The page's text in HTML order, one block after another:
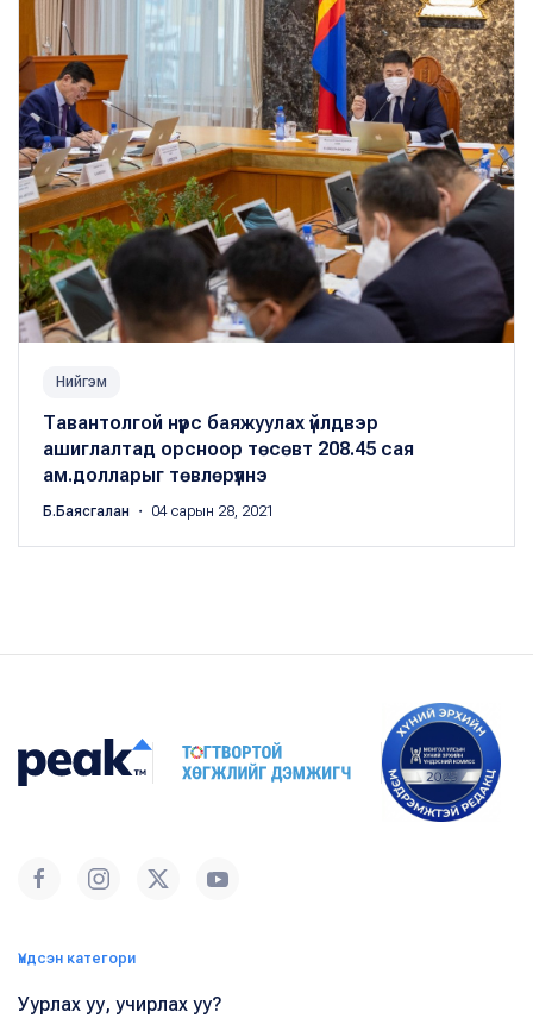
Нийгэм
Тавантолгой нүүрс баяжуулах үйлдвэр
ашиглалтад орсноор төсөвт 208.45 сая
ам.долларыг төвлөрүүлнэ
Б.Баясгалан ・ 04 сарын 28, 2021
Үндсэн категори
Уурлах уу, учирлах уу?